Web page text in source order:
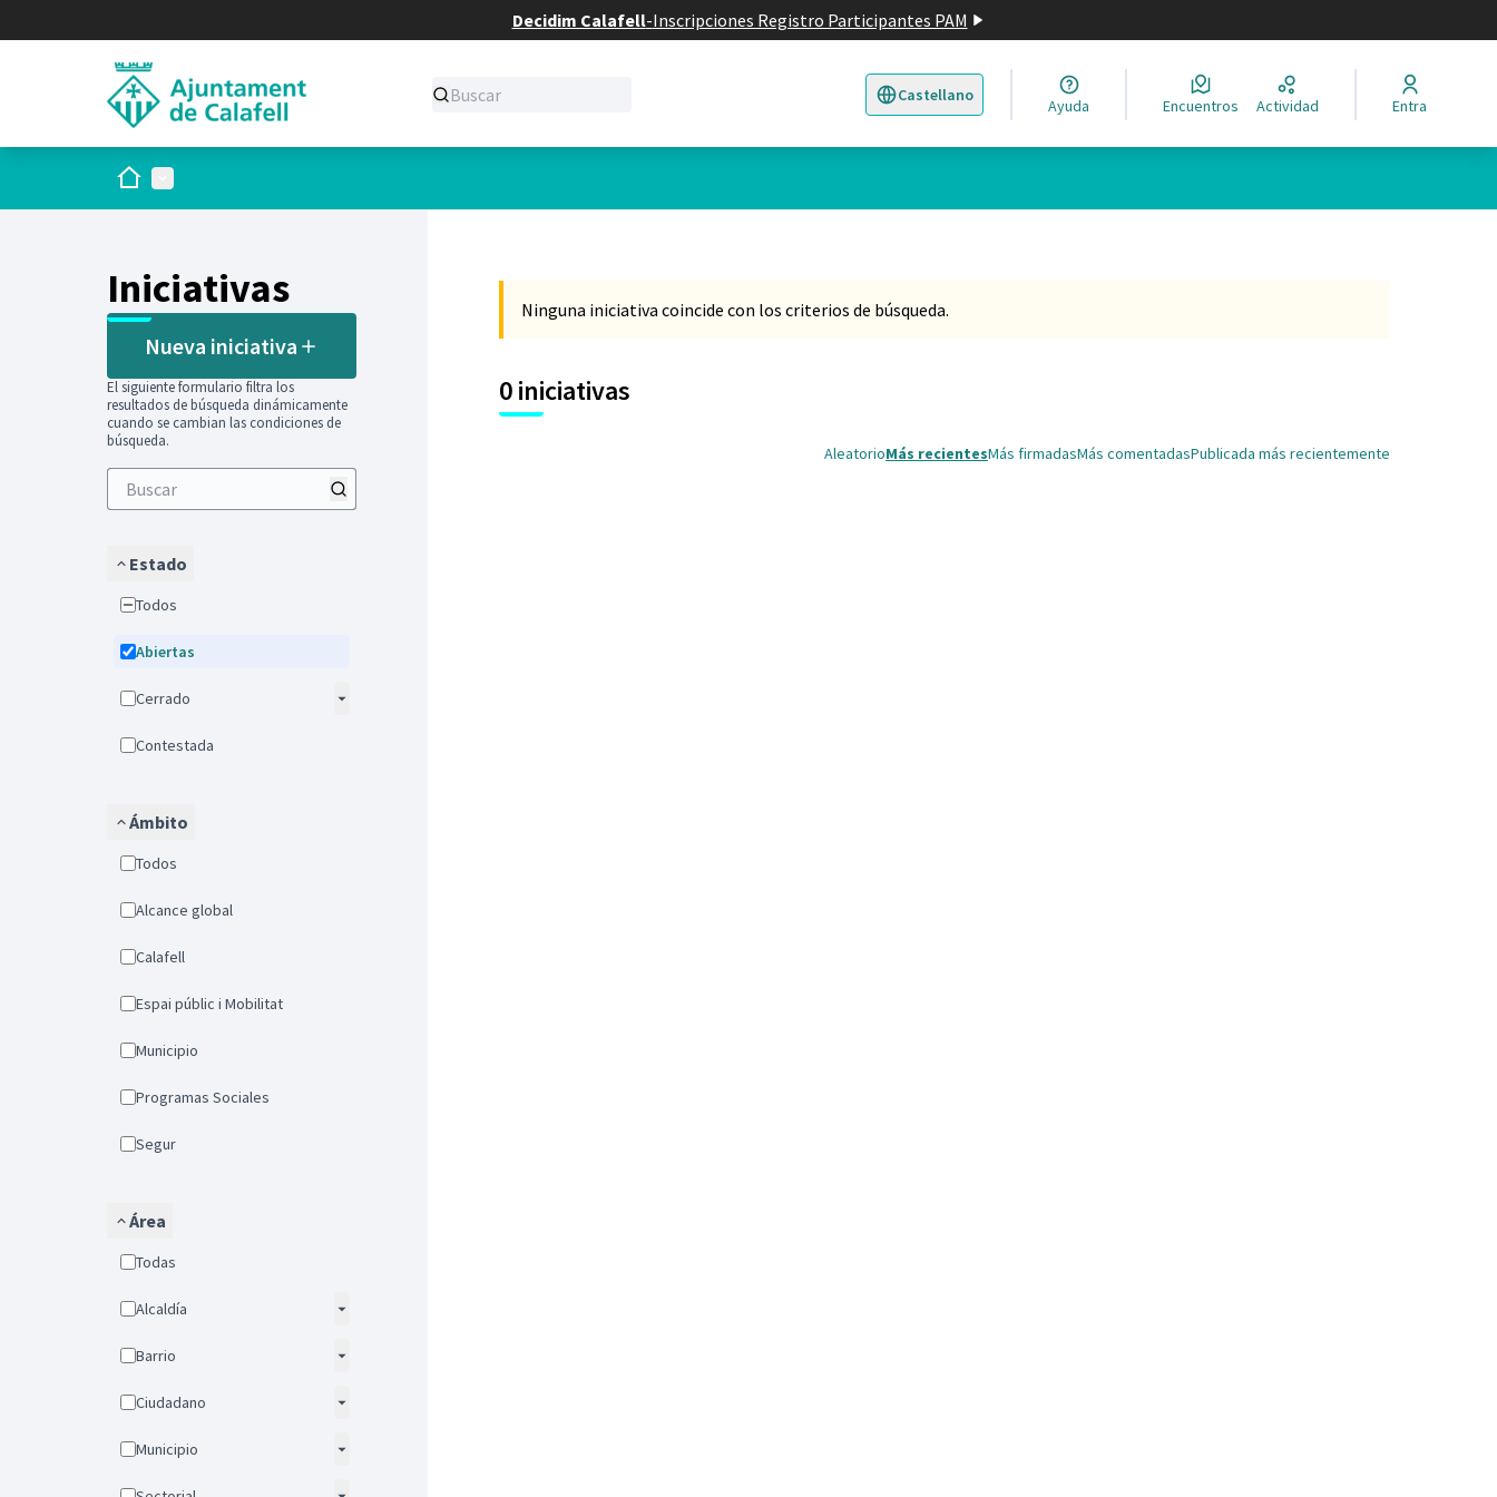
Decidim Calafell-Inscripciones Registro Participantes PAM
Castellano
Triar la llengua Elegir el idioma
Ayuda Encuentros Actividad Entra
InicioMenú principal
Iniciativas
Nueva iniciativa
El siguiente formulario filtra los
resultados de búsqueda dinámicamente
cuando se cambian las condiciones de
búsqueda.
Estado
Todos
Abiertas
Cerrado
Contestada
Ámbito
Todos
Alcance global
Calafell
Espai públic i Mobilitat
Municipio
Programas Sociales
Segur
Área
Todas
Alcaldía
Barrio
Ciudadano
Municipio
Ninguna iniciativa coincide con los criterios de búsqueda.
0 iniciativas
AleatorioMás recientesMás firmadasMás comentadasPublicada más recientemente